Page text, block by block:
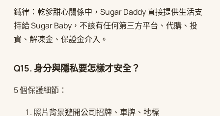
鐵律：乾爹甜心關係中，Sugar Daddy 直接提供生活支
持給 Sugar Baby，不該有任何第三方平台、代購、投
資、解凍金、保證金介入。
Q15. 身分與隱私要怎樣才安全？
5 個保護細節：
照片背景避開公司招牌、車牌、地標